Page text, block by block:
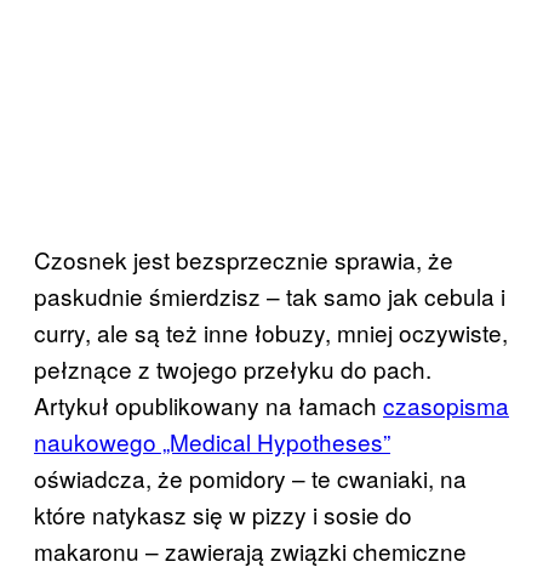
Czosnek jest bezsprzecznie sprawia, że
paskudnie śmierdzisz – tak samo jak cebula i
curry, ale są też inne łobuzy, mniej oczywiste,
pełznące z twojego przełyku do pach.
Artykuł opublikowany na łamach czasopisma
naukowego „Medical Hypotheses”
oświadcza, że pomidory – te cwaniaki, na
które natykasz się w pizzy i sosie do
makaronu – zawierają związki chemiczne